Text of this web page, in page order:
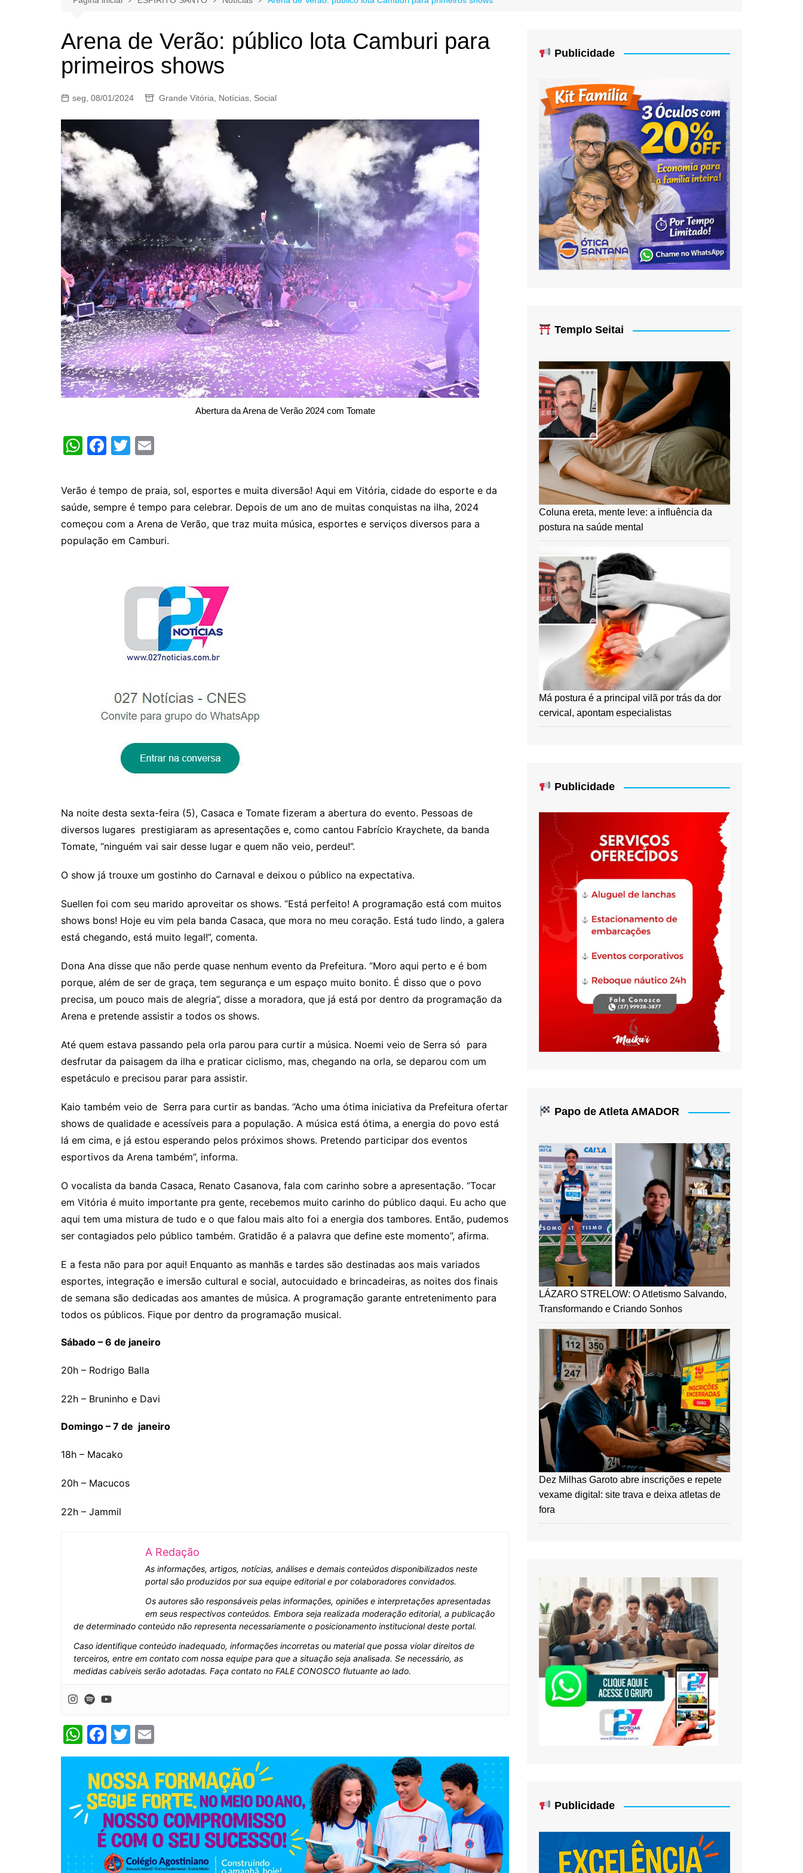
Arena de Verão: público lota Camburi para
primeiros shows
seg, 08/01/2024 Grande Vitória Notícias Social
Abertura da Arena de Verão 2024 com Tomate
W
at
s
A
p
F
c
e
b
o
T
itt
er
ai
l
Verão é tempo de praia, sol, esportes e muita diversão! Aqui em Vitória, cidade do esporte e da
saúde, sempre é tempo para celebrar. Depois de um ano de muitas conquistas na ilha, 2024
começou com a Arena de Verão, que traz muita música, esportes e serviços diversos para a
população em Camburi.
Na noite desta sexta-feira (5), Casaca e Tomate fizeram a abertura do evento. Pessoas de
diversos lugares prestigiaram as apresentações e, como cantou Fabrício Kraychete, da banda
Tomate, “ninguém vai sair desse lugar e quem não veio, perdeu!”.
O show já trouxe um gostinho do Carnaval e deixou o público na expectativa.
Suellen foi com seu marido aproveitar os shows. “Está perfeito! A programação está com muitos
shows bons! Hoje eu vim pela banda Casaca, que mora no meu coração. Está tudo lindo, a galera
está chegando, está muito legal!”, comenta.
Dona Ana disse que não perde quase nenhum evento da Prefeitura. “Moro aqui perto e é bom
porque, além de ser de graça, tem segurança e um espaço muito bonito. É disso que o povo
precisa, um pouco mais de alegria”, disse a moradora, que já está por dentro da programação da
Arena e pretende assistir a todos os shows.
Até quem estava passando pela orla parou para curtir a música. Noemi veio de Serra só para
desfrutar da paisagem da ilha e praticar ciclismo, mas, chegando na orla, se deparou com um
espetáculo e precisou parar para assistir.
Kaio também veio de Serra para curtir as bandas. “Acho uma ótima iniciativa da Prefeitura ofertar
shows de qualidade e acessíveis para a população. A música está ótima, a energia do povo está
lá em cima, e já estou esperando pelos próximos shows. Pretendo participar dos eventos
esportivos da Arena também”, informa.
O vocalista da banda Casaca, Renato Casanova, fala com carinho sobre a apresentação. “Tocar
em Vitória é muito importante pra gente, recebemos muito carinho do público daqui. Eu acho que
aqui tem uma mistura de tudo e o que falou mais alto foi a energia dos tambores. Então, pudemos
ser contagiados pelo público também. Gratidão é a palavra que define este momento”, afirma.
E a festa não para por aqui! Enquanto as manhãs e tardes são destinadas aos mais variados
esportes, integração e imersão cultural e social, autocuidado e brincadeiras, as noites dos finais
de semana são dedicadas aos amantes de música. A programação garante entretenimento para
todos os públicos. Fique por dentro da programação musical.
Sábado – 6 de janeiro
20h – Rodrigo Balla
22h – Bruninho e Davi
Domingo – 7 de janeiro
18h – Macako
20h – Macucos
22h – Jammil
A Redação
As informações, artigos, notícias, análises e demais conteúdos disponibilizados neste
portal são produzidos por sua equipe editorial e por colaboradores convidados.
Os autores são responsáveis pelas informações, opiniões e interpretações apresentadas em seus
respectivos conteúdos. Embora seja realizada moderação editorial, a publicação de determinado conteúdo
não representa necessariamente o posicionamento institucional deste portal.
Caso identifique conteúdo inadequado, informações incorretas ou material que possa violar direitos de
terceiros, entre em contato com nossa equipe para que a situação seja analisada. Se necessário, as
medidas cabíveis serão adotadas. Faça contato no FALE CONOSCO flutuante ao lado.
W
h
at
s
A
p
p
F
a
c
e
b
o
o
k
T
w
itt
er
m
ai
l
Publicidade
Templo Seitai
Coluna ereta, mente leve: a influência da
postura na saúde mental
Má postura é a principal vilã por trás da dor
cervical, apontam especialistas
Publicidade
Papo de Atleta AMADOR
LÁZARO STRELOW: O Atletismo Salvando,
Transformando e Criando Sonhos
Dez Milhas Garoto abre inscrições e repete
vexame digital: site trava e deixa atletas de
fora
Publicidade